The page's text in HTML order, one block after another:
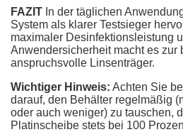
FAZIT In der täglichen
System als klarer Testsieger
maximaler Desinfektionsleistung
Anwendersicherheit macht es zur
anspruchsvolle Linsenträger.
Wichtiger Hinweis: Achten Sie
darauf, den Behälter regelmäßig
oder auch weniger) zu tauschen,
Platinscheibe stets bei 100